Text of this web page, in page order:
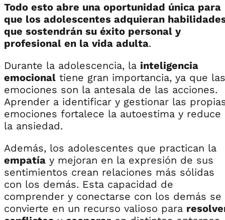
Todo esto abre una oportunidad única para
que los adolescentes adquieran
que sostendrán su éxito personal y
profesional en la vida adulta.
Durante la adolescencia, la inteligencia
emocional tiene gran importancia, ya que las
emociones son la antesala de las acciones.
Aprender a identificar y gestionar las
emociones fortalece la autoestima y reduce
la ansiedad.
Además, los adolescentes que practican la
empatía y mejoran en la expresión de sus
sentimientos crean relaciones más sólidas
con los demás. Esta capacidad de
comprender y conectarse con los demás se
convierte en un recurso valioso para